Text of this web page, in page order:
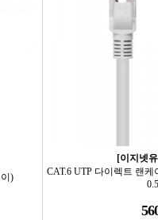
)
[이지넷
CAT.6 UTP 다이렉트 랜